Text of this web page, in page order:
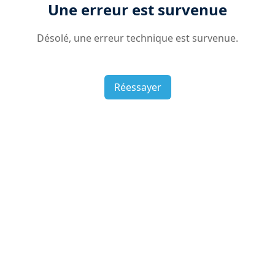
Une erreur est survenue
Désolé, une erreur technique est survenue.
Réessayer